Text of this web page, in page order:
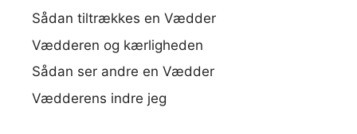
Sådan tiltrækkes en Vædder
Vædderen og kærligheden
Sådan ser andre en Vædder
Vædderens indre jeg